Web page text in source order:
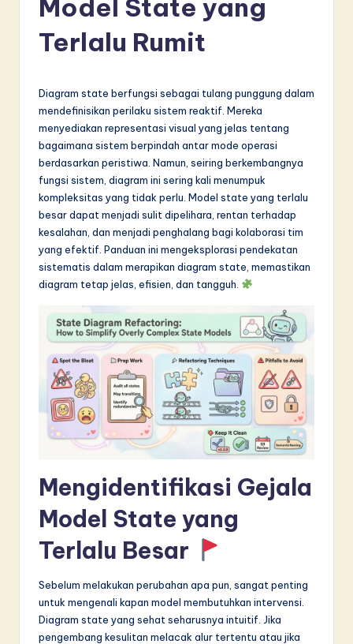
si
L
w
Model State yang
Terlalu Rumit
Diagram state berfungsi sebagai tulang punggung dalam
mendefinisikan perilaku sistem reaktif. Mereka
menyediakan representasi visual yang jelas tentang
bagaimana sistem berpindah antar mode operasi
berdasarkan peristiwa. Namun, seiring berkembangnya
fungsi sistem, diagram ini sering kali menumpuk
kompleksitas yang tidak perlu. Model state yang terlalu
besar dapat menjadi sulit dipelihara, rentan terhadap
kesalahan, dan menjadi penghalang bagi kolaborasi tim
yang efektif. Panduan ini mengeksplorasi pendekatan
sistematis dalam merapikan diagram state, memastikan
diagram tetap jelas, efisien, dan tangguh.
Mengidentifikasi Gejala
Model State yang
Terlalu Besar
Sebelum melakukan perubahan apa pun, sangat penting
untuk mengenali kapan model membutuhkan intervensi.
Diagram state yang sehat seharusnya intuitif. Jika
pengembang kesulitan melacak alur tertentu atau jika